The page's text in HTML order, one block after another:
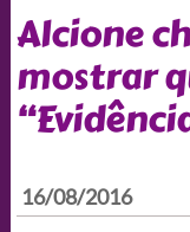
Alcione
mostrar
16/08/2016